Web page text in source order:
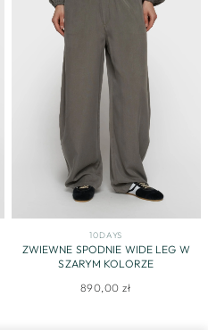
10DAYS
ZWIEWNE SPODNIE WIDE LEG W
SZARYM KOLORZE
890,00 zł